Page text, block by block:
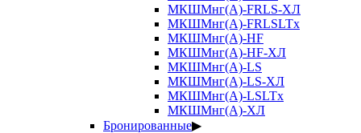
МКШМнг(А)-FRLS-ХЛ
МКШМнг(А)-FRLSLTx
МКШМнг(А)-HF
МКШМнг(А)-HF-ХЛ
МКШМнг(А)-LS
МКШМнг(А)-LS-ХЛ
МКШМнг(А)-LSLTx
МКШМнг(А)-ХЛ
Бронированные▶